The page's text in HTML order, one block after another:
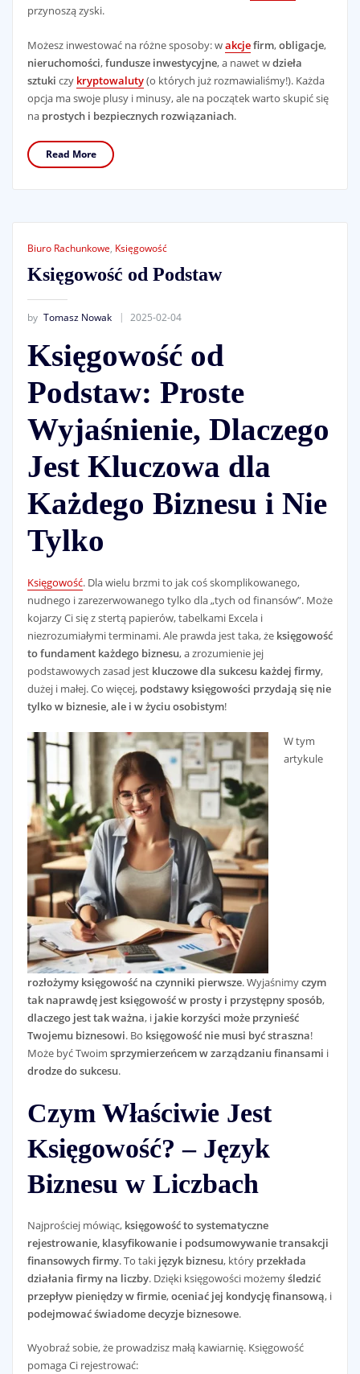
przynoszą zyski.
Możesz inwestować na różne sposoby: wakcjefirm,obligacje,
nieruchomości,fundusze inwestycyjne, a nawet wdzieła
sztuki czy kryptowaluty(o których już rozmawialiśmy!). Każda
opcja ma swoje plusy i minusy, ale na początek warto skupić się
na prostych i bezpiecznych rozwiązaniach.
Read More
Biuro Rachunkowe, Księgowość
Księgowość od Podstaw
by Tomasz Nowak 2025-02-04
Księgowość od
Podstaw: Proste
Wyjaśnienie, Dlaczego
Jest Kluczowa dla
Każdego Biznesu i Nie
Tylko
Księgowość. Dla wielu brzmi to jak coś skomplikowanego,
nudnego i zarezerwowanego tylko dla „tych od finansów”. Może
kojarzy Ci się z stertą papierów, tabelkami Excela i
niezrozumiałymi terminami. Ale prawda jest taka, że księgowość
to fundament każdego biznesu, a zrozumienie jej
podstawowych zasad jest kluczowe dla sukcesu każdej firmy,
dużej i małej. Co więcej, podstawy księgowości przydają się nie
tylko w biznesie, ale i w życiu osobistym!
W tym
artykule
rozłożymy księgowość na czynniki pierwsze. Wyjaśnimyczym
tak naprawdę jest księgowość w prosty i przystępny sposób,
dlaczego jest tak ważna, i jakie korzyści może przynieść
Twojemu biznesowi. Bo księgowość nie musi być straszna!
Może być Twoim sprzymierzeńcem w zarządzaniu finansami i
drodze do sukcesu.
Czym Właściwie Jest
Księgowość? – Język
Biznesu w Liczbach
Najprościej mówiąc, księgowość to systematyczne
rejestrowanie, klasyfikowanie i podsumowywanie transakcji
finansowych firmy. To taki język biznesu, który przekłada
działania firmy na liczby. Dzięki księgowości możemyśledzić
przepływ pieniędzy w firmie,oceniać jej kondycję finansową, i
podejmować świadome decyzje biznesowe.
Wyobraź sobie, że prowadzisz małą kawiarnię. Księgowość
pomaga Ci rejestrować: